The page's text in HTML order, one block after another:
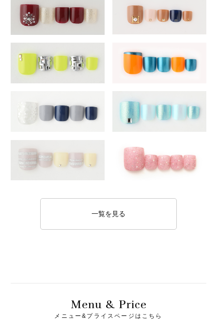
一覧を見る
Menu & Price
メニュー&プライスページはこちら